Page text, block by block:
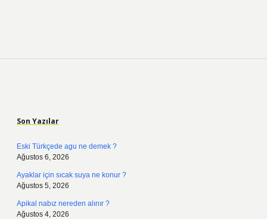
Son Yazılar
Eski Türkçede agu ne demek ?
Ağustos 6, 2026
Ayaklar için sıcak suya ne konur ?
Ağustos 5, 2026
Apikal nabız nereden alınır ?
Ağustos 4, 2026